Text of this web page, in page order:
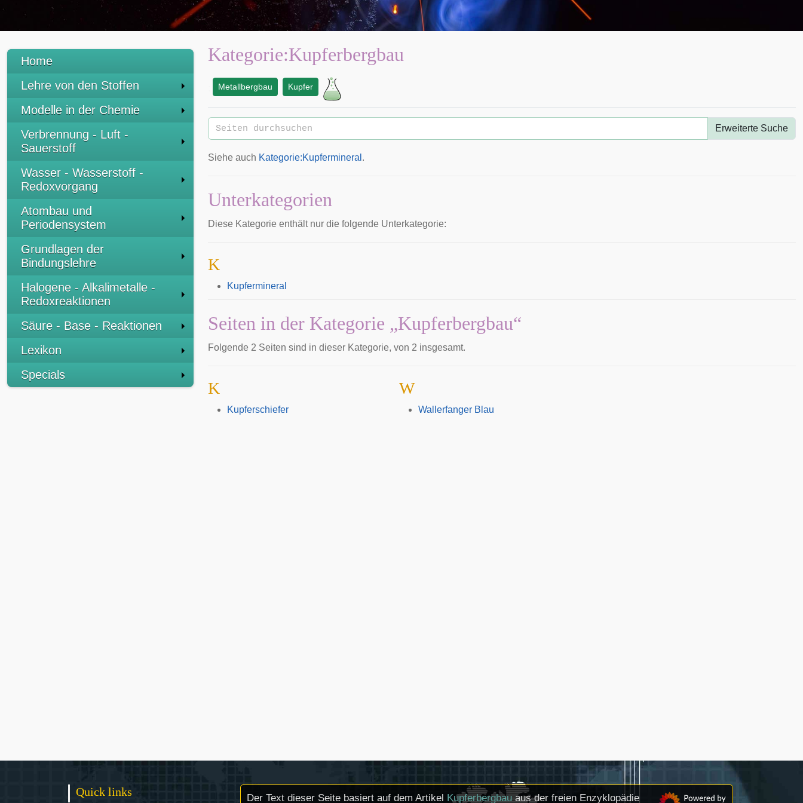
Home
Lehre von den Stoffen
Modelle in der Chemie
Verbrennung - Luft -
Sauerstoff
Wasser - Wasserstoff -
Redoxvorgang
Atombau und
Periodensystem
Grundlagen der
Bindungslehre
Halogene - Alkalimetalle -
Redoxreaktionen
Säure - Base - Reaktionen
Lexikon
Specials
Kategorie:Kupferbergbau
Metallbergbau Kupfer
Erweiterte Suche
Siehe auch Kategorie:Kupfermineral .
Unterkategorien
Diese Kategorie enthält nur die folgende Unterkategorie:
K
Kupfermineral
Seiten in der Kategorie „Kupferbergbau“
Folgende 2 Seiten sind in dieser Kategorie, von 2 insgesamt.
K
Kupferschiefer
W
Wallerfanger Blau
Quick links Der Text dieser Seite basiert auf dem Artikel Kupferbergbauaus der freien Enzyklopädie